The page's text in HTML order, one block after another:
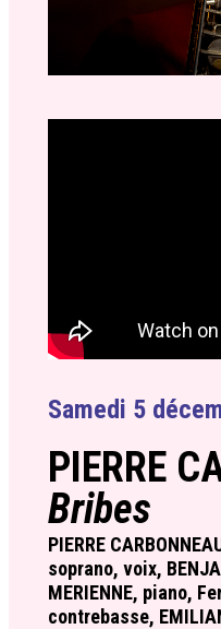
Samedi 5
PIERRE
Bribes
PIERRE
soprano, voix,
MERIENNE, piano,
contrebasse,